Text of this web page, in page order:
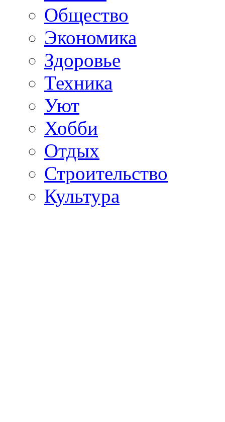
Общество
Экономика
Здоровье
Техника
Уют
Хобби
Отдых
Строительство
Культура